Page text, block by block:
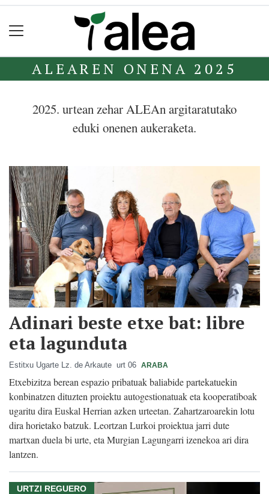
ALEAREN ONENA 2025
2025. urtean zehar ALEAn argitaratutako
eduki onenen aukeraketa.
Adinari beste etxe bat: libre
eta lagunduta
Estitxu Ugarte Lz. de Arkaute urt 06 ARABA
Etxebizitza berean espazio pribatuak baliabide partekatuekin
konbinatzen dituzten proiektu autogestionatuak eta kooperatiboak
ugaritu dira Euskal Herrian azken urteetan. Zahartzaroarekin lotu
dira horietako batzuk. Leortzan Lurkoi proiektua jarri dute
martxan duela bi urte, eta Murgian Lagungarri izenekoa ari dira
lantzen.
URTZI REGUERO